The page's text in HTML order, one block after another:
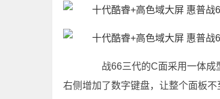
战66三代的C面采用一体成型
右侧增加了数字键盘，让整个面板